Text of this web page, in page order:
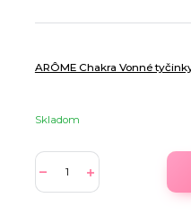
ARÔME Chakra Vonné
Skladom